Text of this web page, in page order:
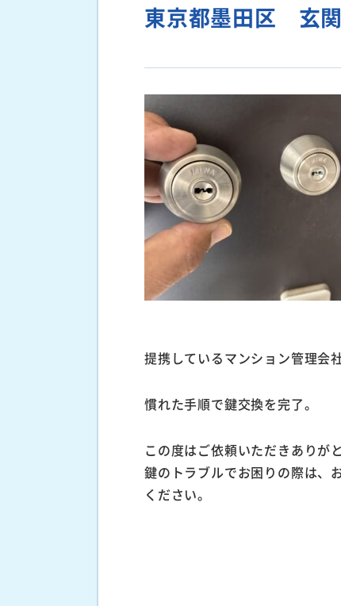
東京都墨田区 玄
提携しているマンション管理会
慣れた手順で鍵交換を完了。
この度はご依頼いただきありが
鍵のトラブルでお困りの際は、
ください。